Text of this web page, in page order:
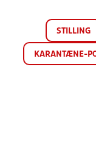
STILLING
KARANTÆNE-